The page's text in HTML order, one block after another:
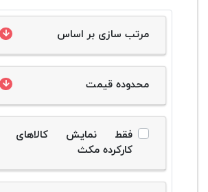
مرتب سازی بر اساس
محدوده قیمت
فقط نمایش کالاهای
کارکرده مکث